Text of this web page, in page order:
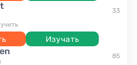
Изучать
33
85